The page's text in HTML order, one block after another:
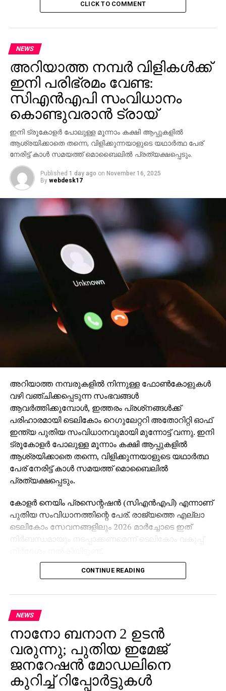
യൂത്ത് ലീഗ് ഇരിപ്പുസമരം 14ന്
DON'T MISS
സി.ഐ.എ യുടെ ചോര്‍ത്തല്‍ വിദ്യകള്‍
ലോകത്തിനു കൈമാറാന്‍ അസാഞ്ചെ
CLICK TO COMMENT
NEWS
അറിയാത്ത നമ്പര്‍ വിളികള്‍ക്ക്
ഇനി പരിഭ്രമം വേണ്ട:
സിഎന്‍എപി സംവിധാനം
കൊണ്ടുവരാന്‍ ട്രായ്
ഇനി ട്രൂകോളര്‍ പോലുള്ള മൂന്നാം കക്ഷി ആപ്പുകളില്‍
ആശ്രയിക്കാതെ തന്നെ, വിളിക്കുന്നയാളുടെ യഥാര്‍ത്ഥ പേര്
നേരിട്ട് കാള്‍ സമയത്ത് മൊബൈലില്‍ പ്രത്യക്ഷപ്പെടും.
Published 1 day ago on November 16, 2025
By webdesk17
അറിയാത്ത നമ്പരുകളില്‍ നിന്നുള്ള ഫോണ്‍കോളുകള്‍
വഴി വഞ്ചിക്കപ്പെടുന്ന സംഭവങ്ങള്‍
ആവര്‍ത്തിക്കുമ്പോള്‍, ഇത്തരം പ്രശ്‌നങ്ങള്‍ക്ക്
പരിഹാരമായി ടെലികോം റെഗുലേറ്ററി അതോറിറ്റി ഓഫ്
ഇന്ത്യ പുതിയ സംവിധാനവുമായി മുന്നോട്ട് വന്നു. ഇനി
ട്രൂകോളര്‍ പോലുള്ള മൂന്നാം കക്ഷി ആപ്പുകളില്‍
ആശ്രയിക്കാതെ തന്നെ, വിളിക്കുന്നയാളുടെ യഥാര്‍ത്ഥ
പേര് നേരിട്ട് കാള്‍ സമയത്ത് മൊബൈലില്‍
പ്രത്യക്ഷപ്പെടും.
കോളര്‍ നെയിം പ്രസെന്റഷന്‍ (സിഎന്‍എപി) എന്നാണ്
പുതിയ സംവിധാനത്തിന്റെ പേര്. രാജ്യത്തെ എല്ലാ
ടെലികോം സേവനങ്ങളിലും 2026 മാര്‍ച്ചോടെ ഇത്
നിര്‍ബന്ധമായും നടപ്പാക്കണമെന്ന് ടെലികോം വകുപ്പ്
വിശ്വാസ്യത വര്‍ധിപ്പിക്കുകയും തട്ടിപ്പ്, സ്പാം,
ചെയ്യുകയാണ് സംവിധാനത്തിന്റെ ലക്ഷ്യം. 4ജി
, 5ജി നെറ്റ്വര്‍ക്കുകളില്‍ ചില നഗരങ്ങളിലെ പരീക്ഷണ
പ്രവര്‍ത്തനങ്ങള്‍ വിജയകരമായി പൂര്‍ത്തിയായതായി
ട്രായ് അറിയിച്ചു.
നിലവില്‍ ട്രൂകോളര്‍ തുടങ്ങിയ ആപ്പുകള്‍ കാള്‍
ചെയ്യുന്നയാളുടെ പേര് പ്രദര്‍ശിപ്പിക്കുന്നുണ്ടെങ്കിലും,
ഉപയോക്താവിന് ഇഷ്ടമുള്ള പേരിടാന്‍
CONTINUE READING
NEWS
നാനോ ബനാന 2 ഉടന്‍
വരുന്നു; പുതിയ ഇമേജ്
ജനറേഷന്‍ മോഡലിനെ
കുറിച്ച് റിപ്പോര്‍ട്ടുകള്‍